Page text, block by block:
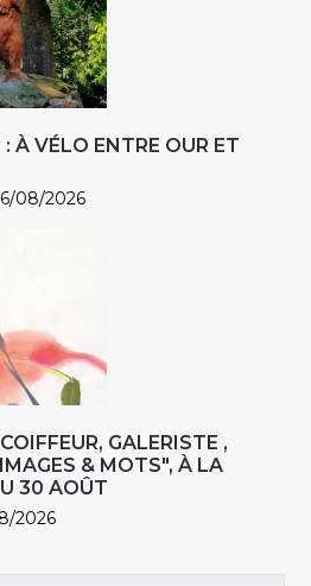
À VÉLO ENTRE OUR ET
08/2026
GALERISTE ,
& MOTS", À LA
30 AOÛT
2026